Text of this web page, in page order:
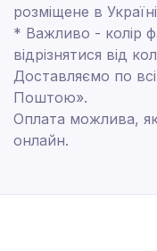
розміщене в
* Важливо - колір
відрізнятися від
Доставляємо по
Поштою».
Оплата можлива,
онлайн.